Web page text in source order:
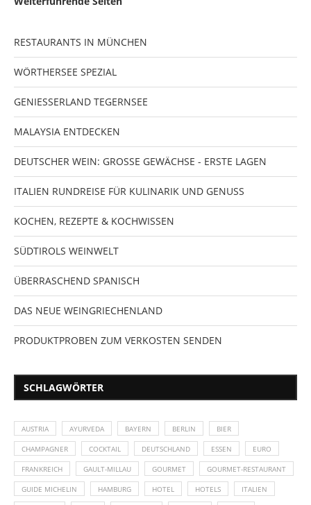
RESTAURANTS IN MÜNCHEN
WÖRTHERSEE SPEZIAL
GENIESSERLAND TEGERNSEE
MALAYSIA ENTDECKEN
DEUTSCHER WEIN: GROSSE GEWÄCHSE - ERSTE LAGEN
ITALIEN RUNDREISE FÜR KULINARIK UND GENUSS
KOCHEN, REZEPTE & KOCHWISSEN
SÜDTIROLS WEINWELT
ÜBERRASCHEND SPANISCH
DAS NEUE WEINGRIECHENLAND
PRODUKTPROBEN ZUM VERKOSTEN SENDEN
SCHLAGWÖRTER
AUSTRIA AYURVEDA BAYERN BERLIN BIER
CHAMPAGNER COCKTAIL DEUTSCHLAND ESSEN EURO
FRANKREICH GAULT-MILLAU GOURMET GOURMET-RESTAURANT
GUIDE MICHELIN HAMBURG HOTEL HOTELS ITALIEN